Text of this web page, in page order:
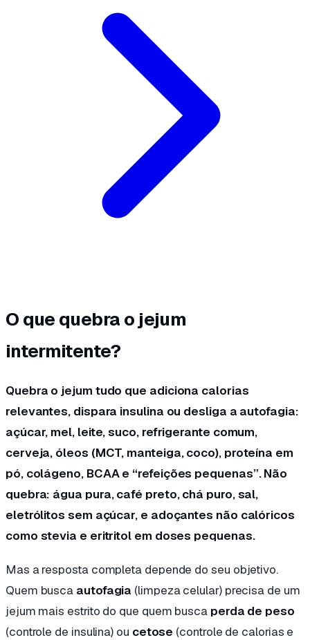
O que quebra o jejum
intermitente?
Quebra o jejum tudo que adiciona calorias
relevantes, dispara insulina ou desliga a autofagia:
açúcar, mel, leite, suco, refrigerante comum,
cerveja, óleos (MCT, manteiga, coco), proteína em
pó, colágeno, BCAA e “refeições pequenas”. Não
quebra: água pura, café preto, chá puro, sal,
eletrólitos sem açúcar, e adoçantes não calóricos
como stevia e eritritol em doses pequenas.
Mas a resposta completa depende do seu objetivo.
Quem busca autofagia (limpeza celular) precisa de um
jejum mais estrito do que quem busca perda de peso
(controle de insulina) ou cetose (controle de calorias e